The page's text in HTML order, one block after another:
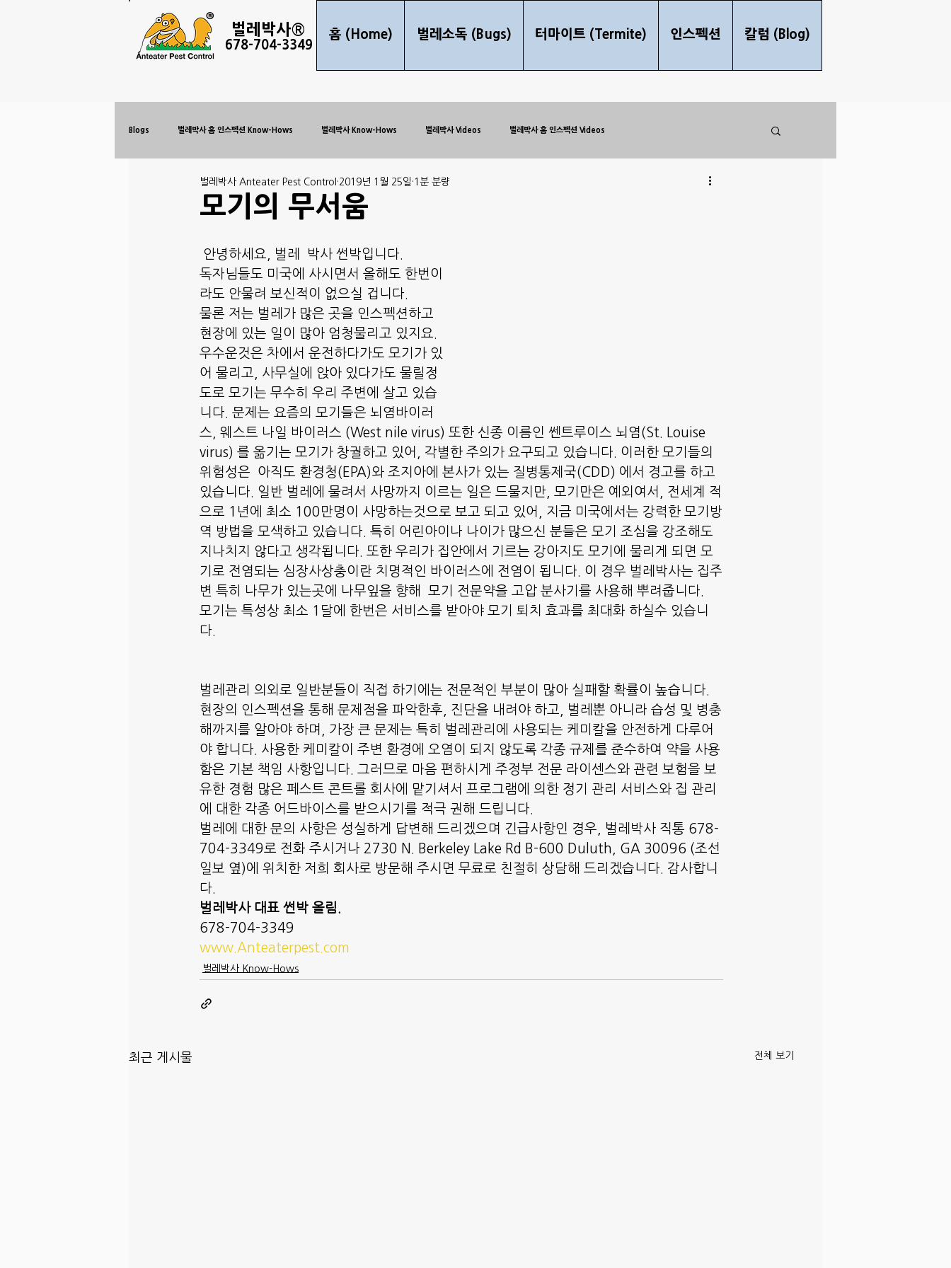
벌레 박사®
678-704-3349
홈 (Home) 벌레소독 (Bugs) 터마이트 (Termite) 인스펙션 칼럼 (Blog)
Blogs 벌레박사 홈 인스펙션 Know-Hows 벌레박사 Know-Hows 벌레박사 Videos 벌레박사 홈 인스펙션 Videos
모기의 무서움
벌레박사 Anteater Pest Control 2019년 1월 25일 1분 분량
안녕하세요, 벌레  박사 썬박입니다.
독자님들도 미국에 사시면서 올해도 한번이
라도 안물려 보신적이 없으실 겁니다.
물론 저는 벌레가 많은 곳을 인스펙션하고
현장에 있는 일이 많아 엄청물리고 있지요.
우수운것은 차에서 운전하다가도 모기가 있
어 물리고, 사무실에 앉아 있다가도 물릴정
도로 모기는 무수히 우리 주변에 살고 있습
니다. 문제는 요즘의 모기들은 뇌염바이러
스, 웨스트 나일 바이러스 (West nile virus) 또한 신종 이름인 쎈트루이스 뇌염(St. Louise
virus) 를 옮기는 모기가 창궐하고 있어, 각별한 주의가 요구되고 있습니다. 이러한 모기들의
위험성은  아직도 환경청(EPA)와 조지아에 본사가 있는 질병통제국(CDD) 에서 경고를 하고
있습니다. 일반 벌레에 물려서 사망까지 이르는 일은 드물지만, 모기만은 예외여서, 전세계 적
으로 1년에 최소 100만명이 사망하는것으로 보고 되고 있어, 지금 미국에서는 강력한 모기방
역 방법을 모색하고 있습니다. 특히 어린아이나 나이가 많으신 분들은 모기 조심을 강조해도
지나치지 않다고 생각됩니다. 또한 우리가 집안에서 기르는 강아지도 모기에 물리게 되면 모
기로 전염되는 심장사상충이란 치명적인 바이러스에 전염이 됩니다. 이 경우 벌레박사는 집주
변 특히 나무가 있는곳에 나무잎을 향해  모기 전문약을 고압 분사기를 사용해 뿌려줍니다.
모기는 특성상 최소 1달에 한번은 서비스를 받아야 모기 퇴치 효과를 최대화 하실수 있습니
다.
벌레관리 의외로 일반분들이 직접 하기에는 전문적인 부분이 많아 실패할 확률이 높습니다.
현장의 인스펙션을 통해 문제점을 파악한후, 진단을 내려야 하고, 벌레뿐 아니라 습성 및 병충
해까지를 알아야 하며, 가장 큰 문제는 특히 벌레관리에 사용되는 케미칼을 안전하게 다루어
야 합니다. 사용한 케미칼이 주변 환경에 오염이 되지 않도록 각종 규제를 준수하여 약을 사용
함은 기본 책임 사항입니다. 그러므로 마음 편하시게 주정부 전문 라이센스와 관련 보험을 보
유한 경험 많은 페스트 콘트롤 회사에 맡기셔서 프로그램에 의한 정기 관리 서비스와 집 관리
에 대한 각종 어드바이스를 받으시기를 적극 권해 드립니다.
벌레에 대한 문의 사항은 성실하게 답변해 드리겠으며 긴급사항인 경우, 벌레박사 직통 678-
704-3349로 전화 주시거나 2730 N. Berkeley Lake Rd B-600 Duluth, GA 30096 (조선
일보 옆)에 위치한 저희 회사로 방문해 주시면 무료로 친절히 상담해 드리겠습니다. 감사합니
다.
벌레박사 대표 썬박 올림.
678-704-3349
www.Anteaterpest.com
벌레박사 Know-Hows
최근 게시물 전체 보기